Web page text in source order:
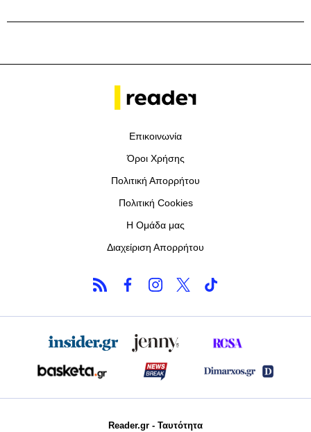
Επικοινωνία
Όροι Χρήσης
Πολιτική Απορρήτου
Πολιτική Cookies
Η Ομάδα μας
Διαχείριση Απορρήτου
Reader.gr - Ταυτότητα